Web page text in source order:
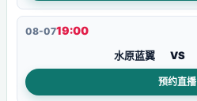
08-0719:00
水原蓝翼 VS
预约直播